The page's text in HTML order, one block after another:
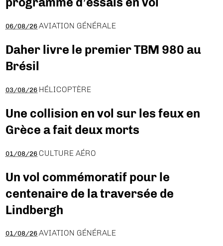
06/08/26 AVIATION GÉNÉRALE
Daher livre le premier TBM 980 au
Brésil
03/08/26 HÉLICOPTÈRE
Une collision en vol sur les feux en
Grèce a fait deux morts
01/08/26 CULTURE AÉRO
Un vol commémoratif pour le
centenaire de la traversée de
Lindbergh
01/08/26 AVIATION GÉNÉRALE